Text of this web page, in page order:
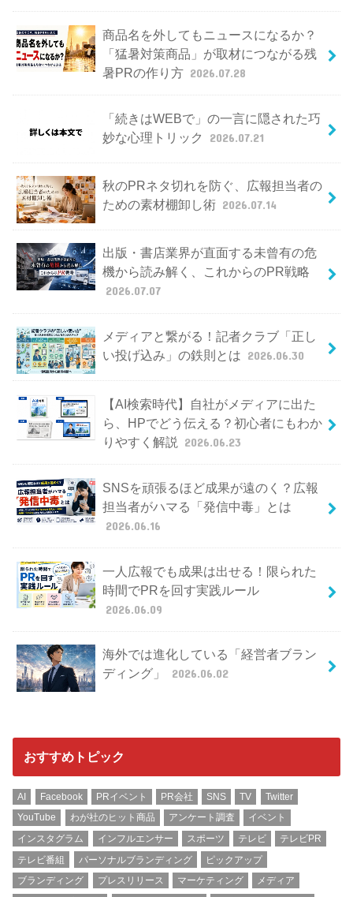
商品名を外してもニュースになるか？
「猛暑対策商品」が取材につながる残
暑PRの作り方 2026.07.28
「続きはWEBで」の一言に隠された巧
妙な心理トリック
2026.07.21
秋のPRネタ切れを防ぐ、広報担当者の
ための素材棚卸し術 2026.07.14
出版・書店業界が直面する未曾有の危
機から読み解く、これからのPR戦略
2026.07.07
メディアと繋がる！記者クラブ「正し
い投げ込み」の鉄則とは 2026.06.30
【AI検索時代】自社がメディアに出た
ら、HPでどう伝える？初心者にもわか
りやすく解説
2026.06.23
SNSを頑張るほど成果が遠のく？広報
担当者がハマる「発信中毒」とは
2026.06.16
一人広報でも成果は出せる！限られた
時間でPRを回す実践ルール
2026.06.09
海外では進化している「経営者ブラン
ディング」
2026.06.02
おすすめトピック
AI Facebook PRイベント PR会社 SNS TV
Twitter
YouTube
わが社のヒット商品 アンケート調査
イベント
インスタグラム
インフルエンサー スポーツ テレビ
テレビPR
テレビ番組
パーソナルブランディング
ピックアップ
ブランディング
プレスリリース マーケティング
メディア